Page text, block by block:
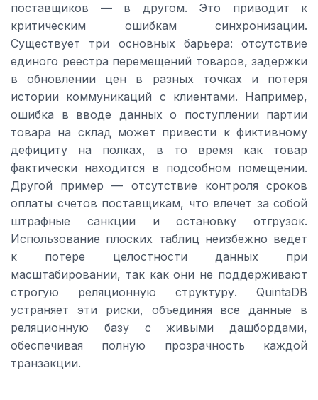
поставщиков — в другом. Это приводит к
критическим ошибкам синхронизации.
Существует три основных барьера: отсутствие
единого реестра перемещений товаров, задержки
в обновлении цен в разных точках и потеря
истории коммуникаций с клиентами. Например,
ошибка в вводе данных о поступлении партии
товара на склад может привести к фиктивному
дефициту на полках, в то время как товар
фактически находится в подсобном помещении.
Другой пример — отсутствие контроля сроков
оплаты счетов поставщикам, что влечет за собой
штрафные санкции и остановку отгрузок.
Использование плоских таблиц неизбежно ведет
к потере целостности данных при
масштабировании, так как они не поддерживают
строгую реляционную структуру. QuintaDB
устраняет эти риски, объединяя все данные в
реляционную базу с живыми дашбордами,
обеспечивая полную прозрачность каждой
транзакции.